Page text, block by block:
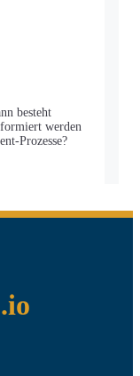
besteht
werden
Prozesse?
.io